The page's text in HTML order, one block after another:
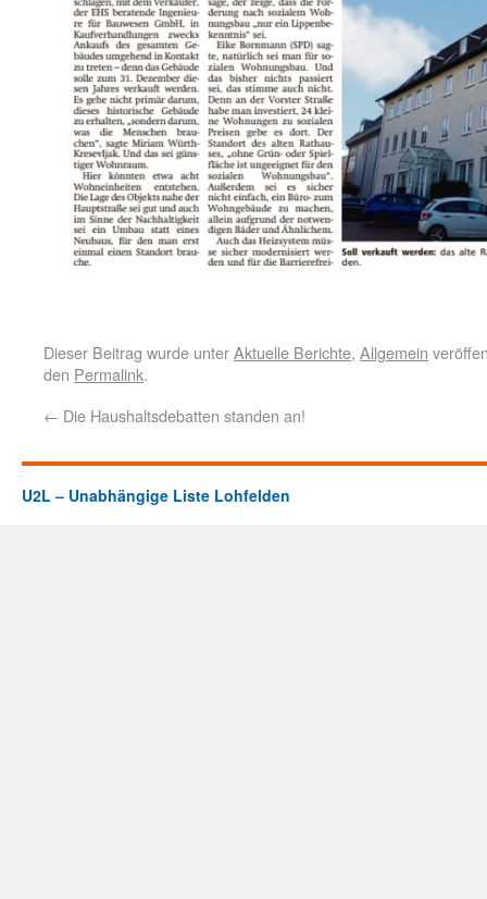
Dieser Beitrag wurde unterAktuelle Berichte, Allgemein
den Permalink.
← Die Haushaltsdebatten standen an!
U2L – Unabhängige Liste Lohfelden